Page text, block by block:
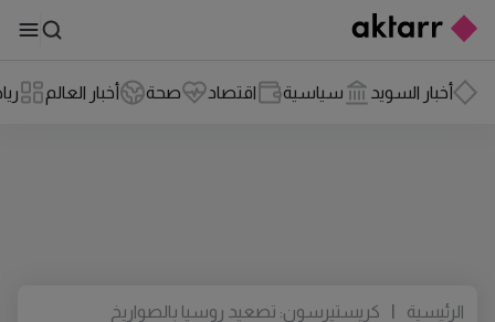
أخبار السويد سياسية اقتصاد صحة أخبار العالم
الرئيسية
كريستيرسون: تصعيد روسيا بالصواريخ